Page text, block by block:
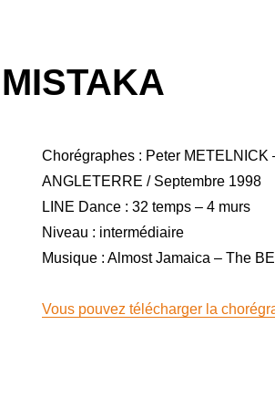
Chorégraphes : Peter
ANGLETERRE / Septembre 1998
LINE Dance : 32 temps – 4 murs
Niveau : intermédiaire
Musique : Almost Jamaica – The
Vous pouvez télécharger la